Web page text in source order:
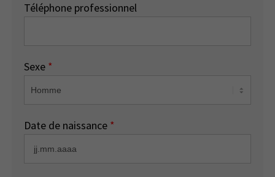
Téléphone professionnel
Sexe *
Date de naissance *